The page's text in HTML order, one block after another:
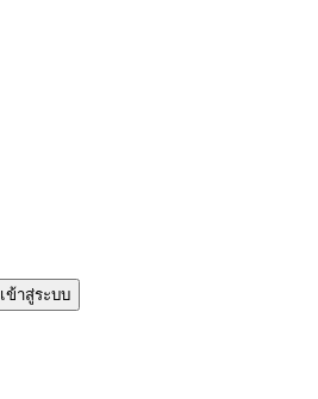
เข้าสู่ระบบ